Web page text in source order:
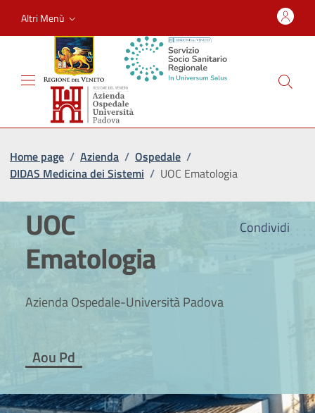
Altri Menù
Home page / Azienda / Ospedale /
DIDAS Medicina dei Sistemi / UOC Ematologia
Condividi
UOC
Ematologia
Azienda Ospedale-Università Padova
Aou Pd